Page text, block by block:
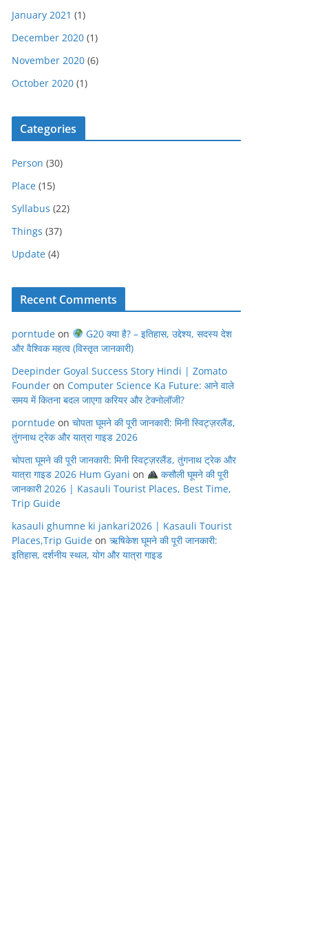
January 2021 (1)
December 2020 (1)
November 2020 (6)
October 2020 (1)
Categories
Person (30)
Place (15)
Syllabus (22)
Things (37)
Update (4)
Recent Comments
porntude on
G20 क्या है? – इतिहास, उद्देश्य, सदस्य देश
और वैश्विक महत्व (विस्तृत जानकारी)
Deepinder Goyal Success Story Hindi | Zomato
Founder on Computer Science Ka Future: आने वाले
समय में कितना बदल जाएगा करियर और टेक्नोलॉजी?
porntude on चोपता घूमने की पूरी जानकारी: मिनी स्विट्ज़रलैंड,
तुंगनाथ ट्रेक और यात्रा गाइड 2026
चोपता घूमने की पूरी जानकारी: मिनी स्विट्ज़रलैंड, तुंगनाथ ट्रेक और
यात्रा गाइड 2026 Hum Gyani on
कसौली घूमने की पूरी
जानकारी 2026 | Kasauli Tourist Places, Best Time,
Trip Guide
kasauli ghumne ki jankari2026 | Kasauli Tourist
Places,Trip Guide on ऋषिकेश घूमने की पूरी जानकारी:
इतिहास, दर्शनीय स्थल, योग और यात्रा गाइड